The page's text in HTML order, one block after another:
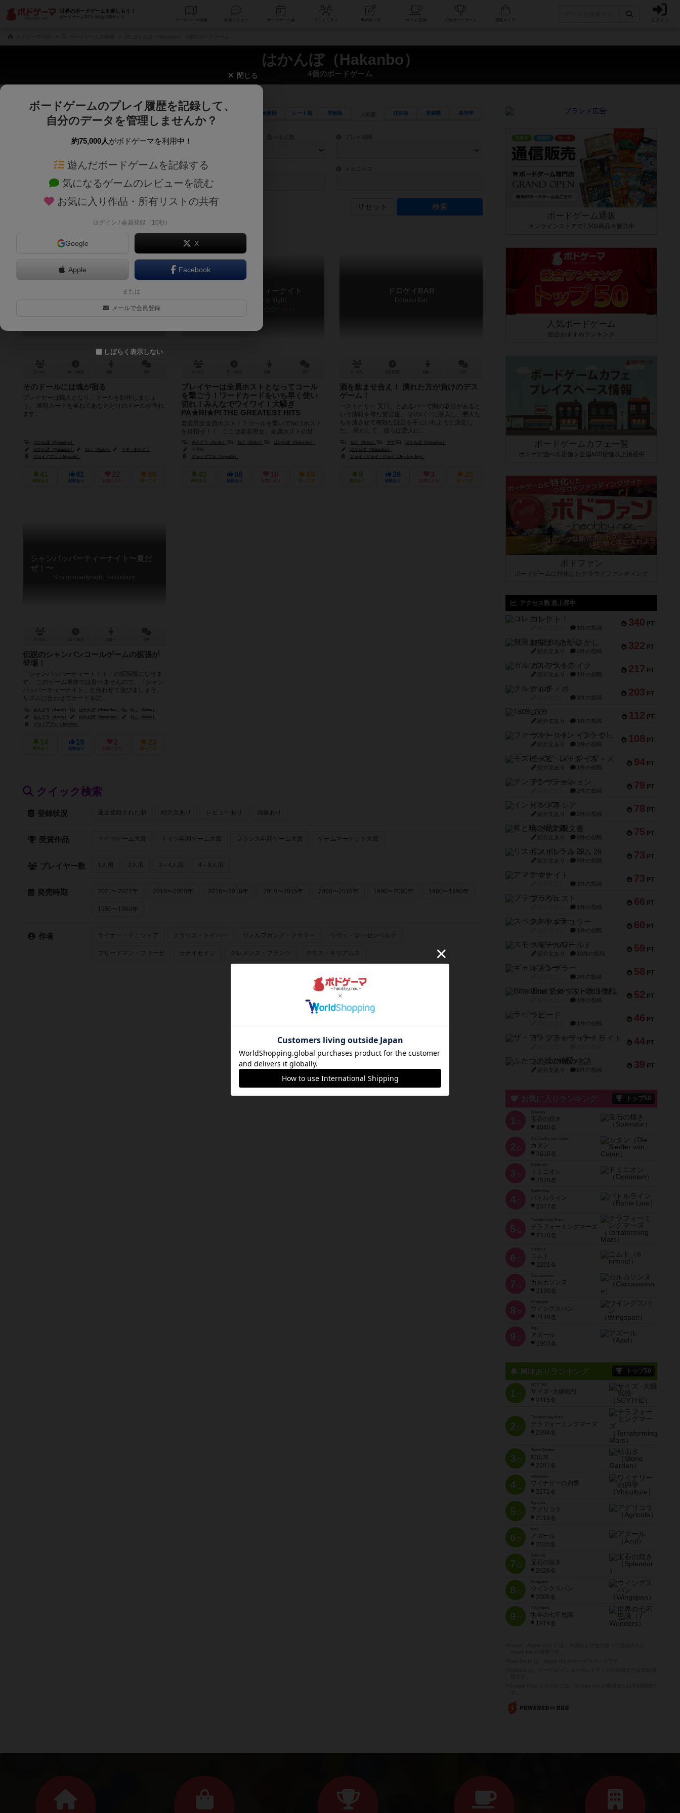
世界のボードゲームを楽しもう！
ボードゲーム専門の総合情報サイト
データベース コミュニティ 人気ボードゲーム ログイン
はかんぼ（Hakanbo）
4個のボードゲーム
じっくり表示 更新順 レート順 登録順 注目順 投稿数 発売年
商品名、商品説明文、デザイナー名、テーマ名、メカニクス名を対象にフリーワード検索ができます。
ゲームデザイナー名を指定して検索できます。
ゲームデザイナー 目安となる所要時間を指定することができます。マニュアルを読む時間や参加者へのルール説明時間は含まれていないため、初めて
対象年齢を指定します。 世界観や登場人物などモチーフ・ストーリーを指定することができます。直感的にゲームシステムを理解できるよう、中世ファンタジー・クッキング・海賊同士の対決など、ゲームコンセプトを絞
テーマ/フレーバー ゲーム性を構成するコアシステムです。主にボードゲームに慣れている方向けの絞込機能です。例えば「ダイスロール」はランダ
リセット
ドール工房と気まぐれな魔女
6.5
そのドールには魂が宿る
プレイヤーは職人となり、ドールを制作しましょ
う。 透明カードを重ねてあなただけのドールが作れ
ます。
はかんぼ（Hakanbo）
はかんぼ（Hakanbo）
ねこ（Neko）
トキ・あんどう
ジョイアブル（Joyable）
41
興味あり
81
経験あり
22
お気に入り
86
持ってる
シャンパッパーティーナイト
Champagne Party Night
6.1
プレイヤーは全員ホストとなってコール
を繋ごう！ワードカードをいち早く使い
切れ！みんなでワイワイ！大騒ぎ
PA★RI★PI THE GREATEST HITS
老若男女全員ホスト！？コールを繋いでNo.1ホスト
を目指せ！！ ここは老若男女、全員ホストの世
界。 プレイヤーは全員ホストとなってシャンパンコ
ールを盛り上げ、姫様に...
あんどう（Ando） ねこ（Neko）
はかんぼ（Hakanbo）
ジョイアブル（Joyable）
43
興味あり
98
経験あり
10
お気に入り
69
持ってる
ドロケイBAR
Dorokei Bar
酒を飲ませ合え！ 潰れた方が負けのデス
ゲーム！
ーストーリー 某日、とあるバーで闇の取引があると
いう情報を得た警官達。 そのバーに潜入し、悪人た
ちを潰させて有効な証言を手にいれようと決定し
た。 果たして、彼らは悪人に...
ねこ（Neko） ヤマ
はかんぼ（Hakanbo）
はかんぼ（Hakanbo）
ジョイ・ジョイ・ジョイ（Joy Joy Joy）
9
興味あり
26
経験あり
3
お気に入り
25
持ってる
シャンパッパーティーナイト〜夏だ
ぜ！〜
Shampapartynight Natsudaze
伝説のシャンパンコールゲームの拡張が
登場！
「シャンパッパーティーナイト」の拡張版になりま
す。 このゲーム単体では遊べませんので、「シャン
パッパーティーナイト」と合わせて遊びましょう。
リズムに合わせてカードを読...
あんどう（Ando） はかんぼ（Hakanbo）
ねこ（Neko）
あんどう（Ando）
はかんぼ（Hakanbo）
ねこ（Neko）
ジョイアブル（Joyable）
14
興味あり
19
経験あり
2
お気に入り
23
持ってる
クイック検索
登録状況 最近登録された順 紹介文あり レビューあり 画像あり
受賞作品 ドイツゲーム大賞 ドイツ年間ゲーム大賞 フランス年間ゲーム大賞 ゲームマーケット大賞
プレイヤー数 1人用 2人用 3～4人用 4～8人用
発売時期 2021〜2022年 2019〜2020年 2016〜2018年 2010〜2015年 2000〜2010年 1990〜2000年 1980〜1990年
1950〜1980年
作者 ライナー・クニツィア クラウス・トイバー ヴォルフガング・クラマー ウヴェ・ローゼンベルク
フリードマン・フリーゼ カナイセイジ クレメンス・フランツ クリス・キリアムス
ボードゲーム通販
オンラインストアで7,500商品を販売中
人気ボードゲーム
総合おすすめランキング
ボードゲームカフェ一覧
ボドゲが遊べる店舗を全国500店舗以上掲載中
ボドファン
ボードゲームに特化したクラウドファンディング
アクセス数 急上昇中
340 PT
コレクト！
1件の投稿
322 PT
無限まちがいさがし
紹介文あり 2件の投稿
217 PT
ガルフストライク
紹介文あり 1件の投稿
203 PT
クルティボ
1件の投稿
112 PT
1809
紹介文あり 1件の投稿
108 PT
ファースト・イン・フライト
紹介文あり 3件の投稿
94 PT
モズビ－ズ・レイダ－ズ
紹介文あり 1件の投稿
79 PT
テンプテーション
2件の投稿
78 PT
インドネシア
紹介文あり 2件の投稿
75 PT
宵と暁の呪文書
紹介文あり 8件の投稿
73 PT
リスボン・トラム 28
紹介文あり 9件の投稿
73 PT
アマナイト
1件の投稿
66 PT
ブラヴェスト
1件の投稿
60 PT
スペクタキュラー
1件の投稿
59 PT
スモールワールド
紹介文あり 13件の投稿
58 PT
ギャンブラー
2件の投稿
52 PT
Bitter End ブタペスト救出作戦
1件の投稿
46 PT
ラピード
1件の投稿
44 PT
ザ・フラッフィー・ライト
39 PT
ふたつの城の物語
紹介文あり 6件の投稿
お気に入りランキング トップ50
1 位
宝石の煌き
4040名
2 位
Die Siedler von Catan
カタン
3616名
3 位
ドミニオン
2528名
4位
Battle Line
バトルライン
2377名
5 位
Terraforming Mars
テラフォーミングマーズ
2370名
6 位
ニムト
2201名
7 位
Carcassonne
カルカソンヌ
2190名
8 位
Wingspan
ウイングスパン
2149名
9 位
Azul
アズール
1903名
興味ありランキング トップ50
1位
SCYTHE
サイズ -大鎌戦役-
2415名
2位
Terraforming Mars
テラフォーミングマーズ
2394名
3位
Stone Garden
枯山水
2281名
4位
Viticulture
ワイナリーの四季
2272名
5位
Agricola
アグリコラ
2119名
6位
Azul
アズール
2035名
7位
宝石の煌き
2028名
8位
Wingspan
ウイングスパン
2006名
9位
7 Wonders
世界の七不思議
1919名
閉じる
ボードゲームのプレイ履歴を記録して、
自分のデータを管理しませんか？
約75,000人がボドゲーマを利用中！
遊んだボードゲームを記録する
気になるゲームのレビューを読む
お気に入り作品・所有リストの共有
ログイン / 会員登録（10秒）
Google X
Apple Facebook
または
メールで会員登録
しばらく表示しない